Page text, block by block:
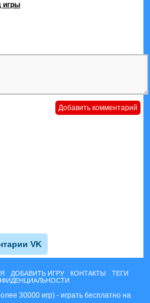
игры
VK
ДОБАВИТЬ ИГРУ КОНТАКТЫ
ТЕГИ
30000 игр) - играть бесплатно на